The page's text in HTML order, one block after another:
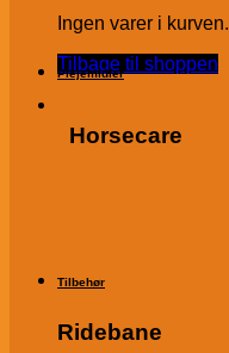
Ingen varer i kurven.
Tilbage til shoppen
Plejemidler
Horsecare
Tilbehør
Ridebane